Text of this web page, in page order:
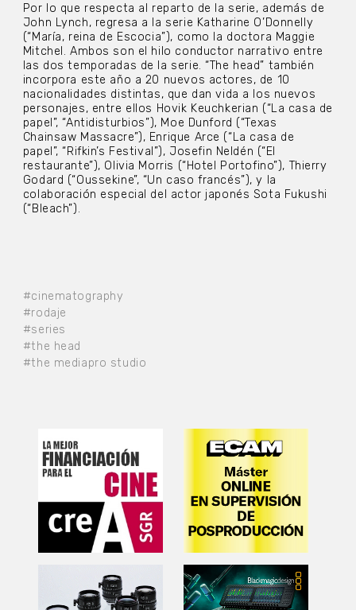
#cinematography
#rodaje
#series
#the head
#the mediapro studio
Por lo que respecta al reparto de la serie, además de
John Lynch, regresa a la serie Katharine O’Donnelly
(“María, reina de Escocia”), como la doctora Maggie
Mitchel. Ambos son el hilo conductor narrativo entre
las dos temporadas de la serie. “The head” también
incorpora este año a 20 nuevos actores, de 10
nacionalidades distintas, que dan vida a los nuevos
personajes, entre ellos Hovik Keuchkerian (“La casa de
papel”, “Antidisturbios”), Moe Dunford (“Texas
Chainsaw Massacre”), Enrique Arce (“La casa de
papel”, “Rifkin’s Festival”), Josefin Neldén (“El
restaurante”), Olivia Morris (“Hotel Portofino”), Thierry
Godard (“Oussekine”, “Un caso francés”), y la
colaboración especial del actor japonés Sota Fukushi
(“Bleach”).